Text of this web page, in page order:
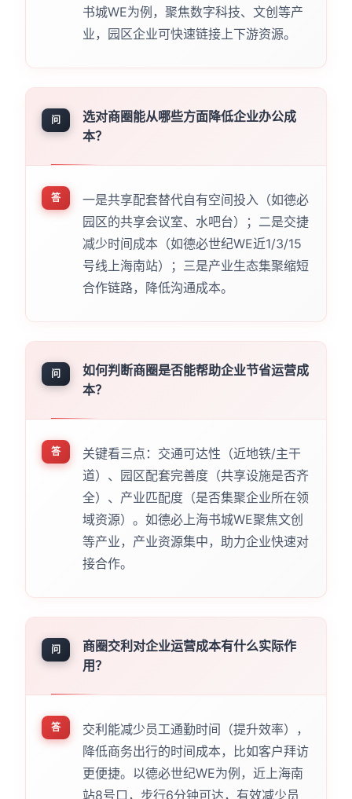
书城WE为例，聚焦数字科技、文创等产
业，园区企业可快速链接上下游资源。
问
选对商圈能从哪些方面降低企业办公成
本？
答
一是共享配套替代自有空间投入（如德必
园区的共享会议室、水吧台）；二是交捷
减少时间成本（如德必世纪WE近1/3/15
号线上海南站）；三是产业生态集聚缩短
合作链路，降低沟通成本。
问
如何判断商圈是否能帮助企业节省运营成
本？
答
关键看三点：交通可达性（近地铁/主干
道）、园区配套完善度（共享设施是否齐
全）、产业匹配度（是否集聚企业所在领
域资源）。如德必上海书城WE聚焦文创
等产业，产业资源集中，助力企业快速对
接合作。
问
商圈交利对企业运营成本有什么实际作
用？
答
交利能减少员工通勤时间（提升效率），
降低商务出行的时间成本，比如客户拜访
更便捷。以德必世纪WE为例，近上海南
站8号口，步行6分钟可达，有效减少员